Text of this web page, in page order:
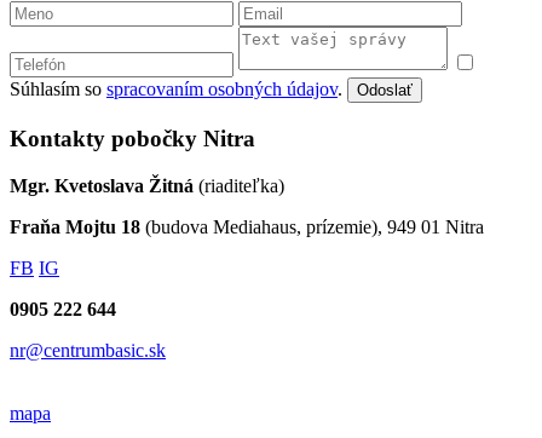
Súhlasím so spracovaním osobných údajov. Odoslať
Kontakty pobočky Nitra
Mgr. Kvetoslava Žitná (riaditeľka)
Fraňa Mojtu 18 (budova Mediahaus, prízemie), 949 01 Nitra
FB IG
0905 222 644
nr@centrumbasic.sk
mapa